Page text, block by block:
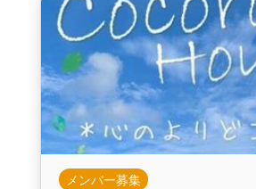
メンバー募集